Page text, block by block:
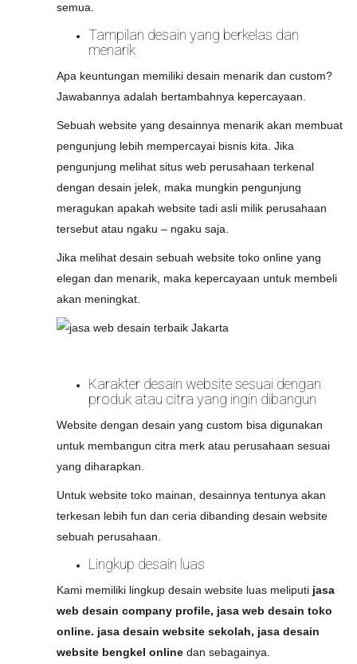
semua.
Tampilan desain yang berkelas dan
menarik
Apa keuntungan memiliki desain menarik dan custom?
Jawabannya adalah bertambahnya kepercayaan.
Sebuah website yang desainnya menarik akan membuat
pengunjung lebih mempercayai bisnis kita. Jika
pengunjung melihat situs web perusahaan terkenal
dengan desain jelek, maka mungkin pengunjung
meragukan apakah website tadi asli milik perusahaan
tersebut atau ngaku – ngaku saja.
Jika melihat desain sebuah website toko online yang
elegan dan menarik, maka kepercayaan untuk membeli
akan meningkat.
Karakter desain website sesuai dengan
produk atau citra yang ingin dibangun
Website dengan desain yang custom bisa digunakan
untuk membangun citra merk atau perusahaan sesuai
yang diharapkan.
Untuk website toko mainan, desainnya tentunya akan
terkesan lebih fun dan ceria dibanding desain website
sebuah perusahaan.
Lingkup desain luas
Kami memiliki lingkup desain website luas meliputi jasa
web desain company profile, jasa web desain toko
online. jasa desain website sekolah, jasa desain
website bengkel online dan sebagainya.